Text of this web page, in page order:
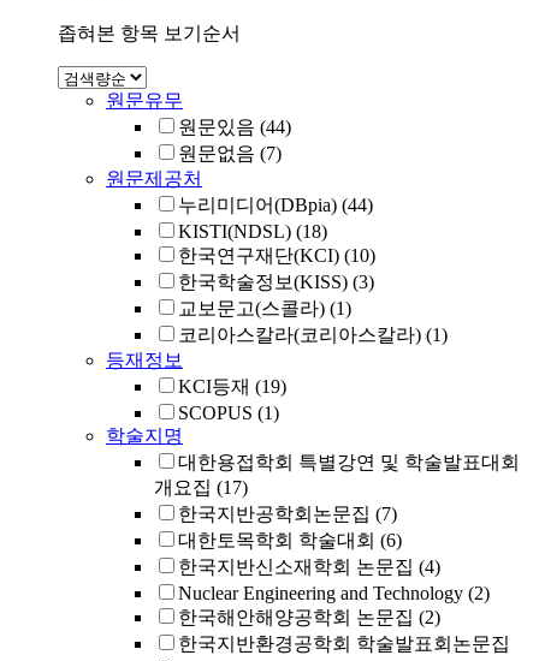
좁혀본 항목 보기순서
원문유무
원문있음 (44)
원문없음 (7)
원문제공처
누리미디어(DBpia) (44)
KISTI(NDSL) (18)
한국연구재단(KCI) (10)
한국학술정보(KISS) (3)
교보문고(스콜라) (1)
코리아스칼라(코리아스칼라) (1)
등재정보
KCI등재 (19)
SCOPUS (1)
학술지명
대한용접학회 특별강연 및 학술발표대회
개요집 (17)
한국지반공학회논문집 (7)
대한토목학회 학술대회 (6)
한국지반신소재학회 논문집 (4)
Nuclear Engineering and Technology (2)
한국해안해양공학회 논문집 (2)
한국지반환경공학회 학술발표회논문집